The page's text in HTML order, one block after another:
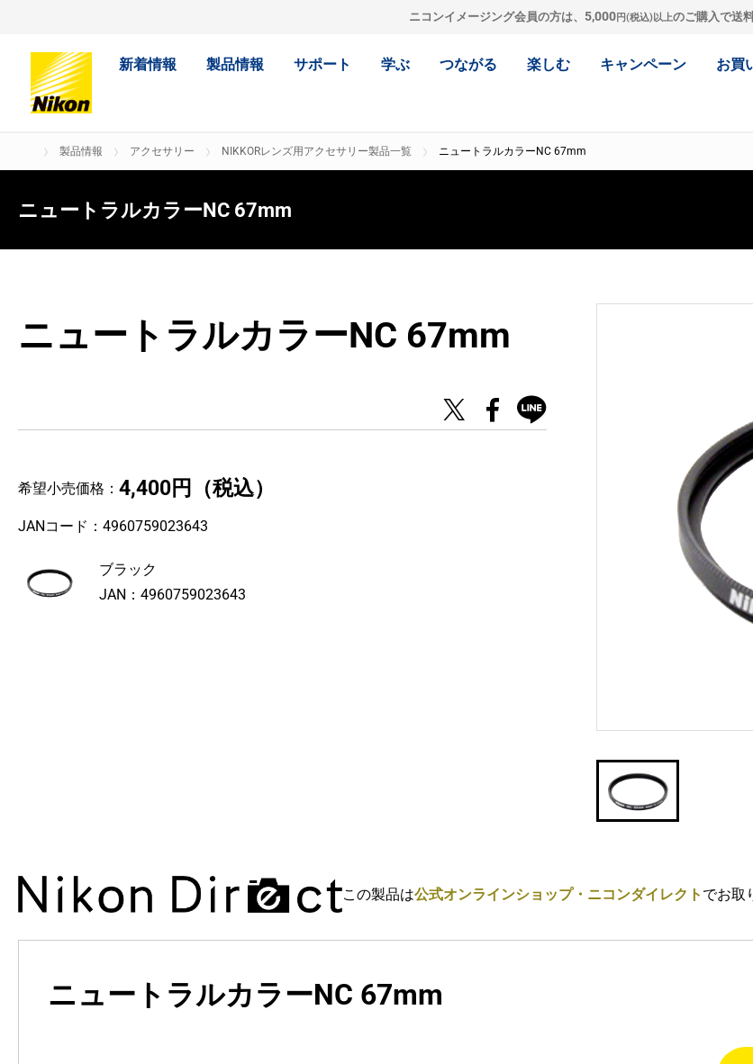
ニコンイメージング会員の方は、 5,000円(税込)以上のご購入で送
新着情報 製品情報 サポート 学ぶ つながる 楽しむ キャンペーン お買
製品情報 アクセサリー NIKKORレンズ用アクセサリー製品一覧 ニュートラルカラーNC 67mm
ニュートラルカラーNC 67mm
ニュートラルカラーNC 67mm
希望小売価格： 4,400円 （税込）
JANコード： 4960759023643
ブラック
JAN： 4960759023643
この製品は公式オンラインショップ・ニコンダイレクト でお取
ニュートラルカラーNC 67mm